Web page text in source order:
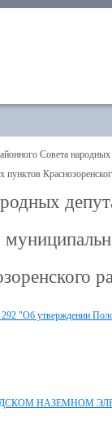
Совета
292 "Об утверждении
НАЗЕМНОМ